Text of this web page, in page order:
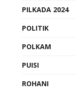
PILKADA 2024
POLITIK
POLKAM
PUISI
ROHANI